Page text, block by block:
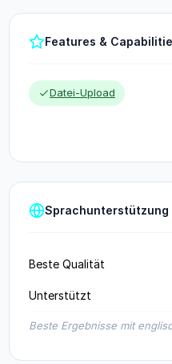
Features &
Datei-Upload
Sprachunterstützung
Beste Qualität
Unterstützt
Beste Ergebnisse mit